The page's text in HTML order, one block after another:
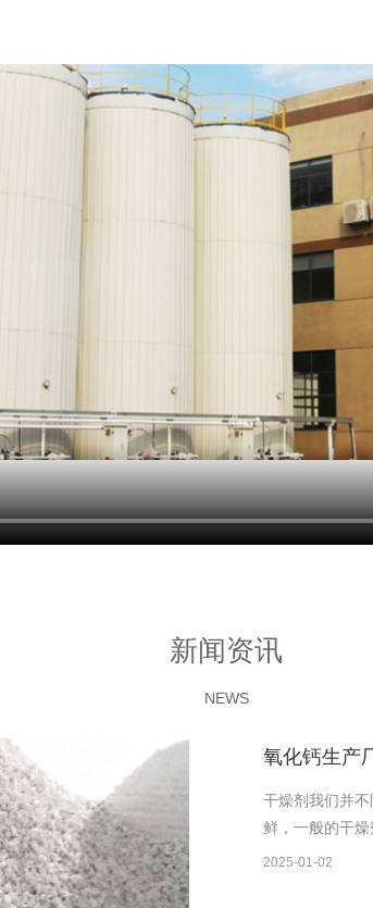
新闻资讯
NEWS
氧化钙生产
干燥剂我们并
鲜，一般的干
2025-01-02